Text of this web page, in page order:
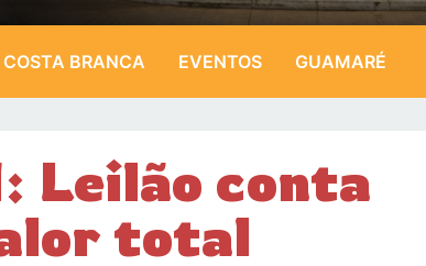
COSTA BRANCA EVENTOS GUAMARÉ
Leilão conta
total